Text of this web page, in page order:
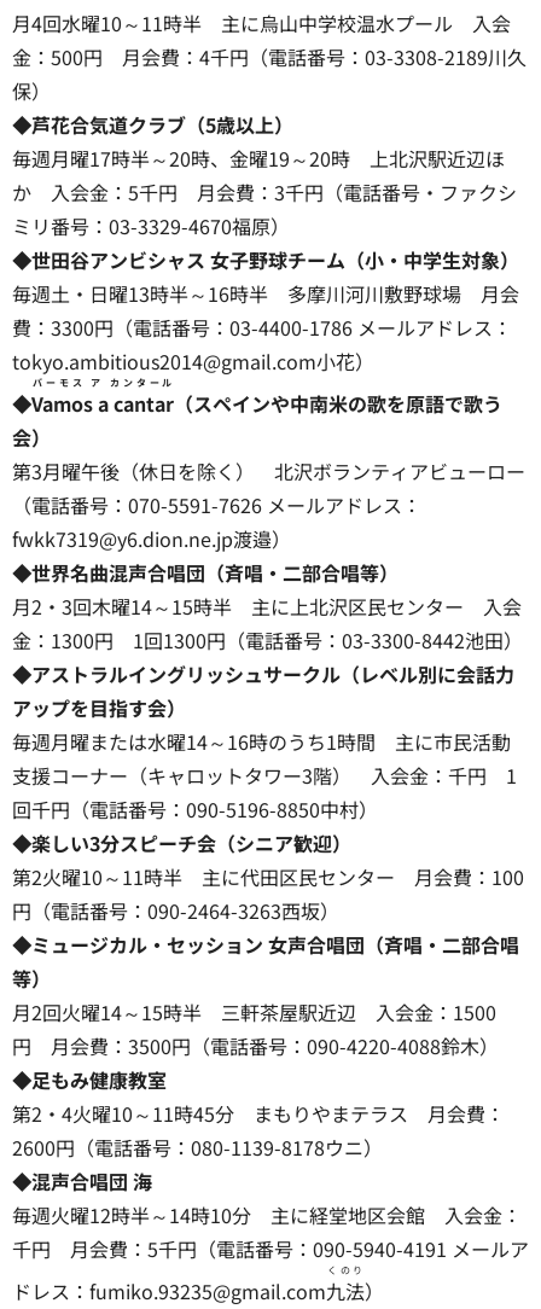
月4回水曜10～11時半 主に烏山中学校温水プール 入会
金：500円 月会費：4千円（電話番号：03-3308-2189川久
保）
◆芦花合気道クラブ（5歳以上）
毎週月曜17時半～20時、金曜19～20時 上北沢駅近辺ほ
か 入会金：5千円 月会費：3千円（電話番号・ファクシ
ミリ番号：03-3329-4670福原）
◆世田谷アンビシャス 女子野球チーム（小・中学生対象）
毎週土・日曜13時半～16時半 多摩川河川敷野球場 月会
費：3300円（電話番号：03-4400-1786 メールアドレス：
tokyo.ambitious2014@gmail.com小花）
◆Vamos a cantar
バーモス ア カンタール
（スペインや中南米の歌を原語で歌う
会）
第3月曜午後（休日を除く） 北沢ボランティアビューロー
（電話番号：070-5591-7626 メールアドレス：
fwkk7319@y6.dion.ne.jp渡邉）
◆世界名曲混声合唱団（斉唱・二部合唱等）
月2・3回木曜14～15時半 主に上北沢区民センター 入会
金：1300円 1回1300円（電話番号：03-3300-8442池田）
◆アストラルイングリッシュサークル（レベル別に会話力
アップを目指す会）
毎週月曜または水曜14～16時のうち1時間 主に市民活動
支援コーナー（キャロットタワー3階） 入会金：千円 1
回千円（電話番号：090-5196-8850中村）
◆楽しい3分スピーチ会（シニア歓迎）
第2火曜10～11時半 主に代田区民センター 月会費：100
円（電話番号：090-2464-3263西坂）
◆ミュージカル・セッション 女声合唱団（斉唱・二部合唱
等）
月2回火曜14～15時半 三軒茶屋駅近辺 入会金：1500
円 月会費：3500円（電話番号：090-4220-4088鈴木）
◆足もみ健康教室
第2・4火曜10～11時45分 まもりやまテラス 月会費：
2600円（電話番号：080-1139-8178ウニ）
◆混声合唱団 海
毎週火曜12時半～14時10分 主に経堂地区会館 入会金：
千円 月会費：5千円（電話番号：090-5940-4191 メールア
ドレス：fumiko.93235@gmail.com九法
くのり
）